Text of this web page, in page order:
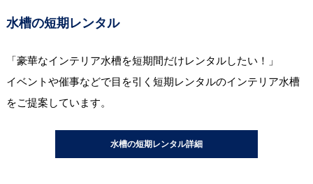
水槽の短期レンタル
「豪華なインテリア水槽を短期間だけレンタルしたい！」
イベントや催事などで目を引く短期レンタルのインテリア水槽
をご提案しています。
水槽の短期レンタル詳細